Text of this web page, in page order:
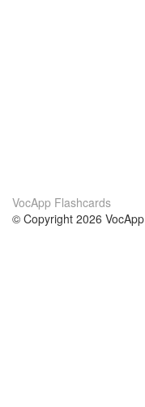
VocApp Flashcards
© Copyright 2026 VocApp